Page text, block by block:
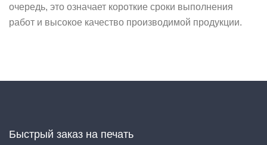
очередь, это означает короткие сроки выполнения
работ и высокое качество производимой продукции.
Быстрый заказ на печать